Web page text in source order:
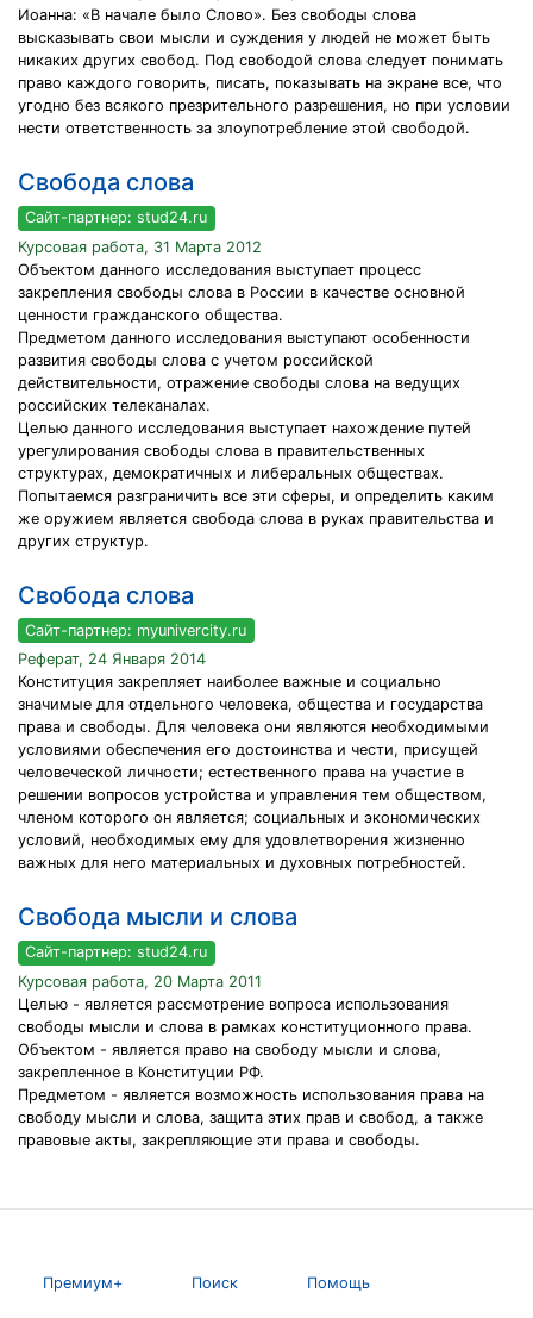
Иоанна: «В начале было Слово». Без свободы слова
высказывать свои мысли и суждения у людей не может быть
никаких других свобод. Под свободой слова следует понимать
право каждого говорить, писать, показывать на экране все, что
угодно без всякого презрительного разрешения, но при условии
нести ответственность за злоупотребление этой свободой.
Свобода слова
Сайт-партнер: stud24.ru
Курсовая работа, 31 Марта 2012
Объектом данного исследования выступает процесс
закрепления свободы слова в России в качестве основной
ценности гражданского общества.
Предметом данного исследования выступают особенности
развития свободы слова с учетом российской
действительности, отражение свободы слова на ведущих
российских телеканалах.
Целью данного исследования выступает нахождение путей
урегулирования свободы слова в правительственных
структурах, демократичных и либеральных обществах.
Попытаемся разграничить все эти сферы, и определить каким
же оружием является свобода слова в руках правительства и
других структур.
Свобода слова
Сайт-партнер: myunivercity.ru
Реферат, 24 Января 2014
Конституция закрепляет наиболее важные и социально
значимые для отдельного человека, общества и государства
права и свободы. Для человека они являются необходимыми
условиями обеспечения его достоинства и чести, присущей
человеческой личности; естественного права на участие в
решении вопросов устройства и управления тем обществом,
членом которого он является; социальных и экономических
условий, необходимых ему для удовлетворения жизненно
важных для него материальных и духовных потребностей.
Свобода мысли и слова
Сайт-партнер: stud24.ru
Курсовая работа, 20 Марта 2011
Целью - является рассмотрение вопроса использования
свободы мысли и слова в рамках конституционного права.
Объектом - является право на свободу мысли и слова,
закрепленное в Конституции РФ.
Предметом - является возможность использования права на
свободу мысли и слова, защита этих прав и свобод, а также
правовые акты, закрепляющие эти права и свободы.
Премиум+ Поиск Помощь